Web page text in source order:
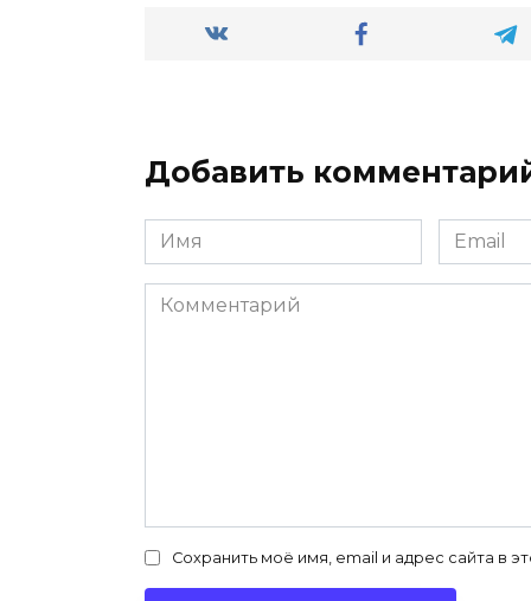
Добавить
Имя
*
Email
*
Комментарий
Сохранить моё имя, email и адрес сайта в